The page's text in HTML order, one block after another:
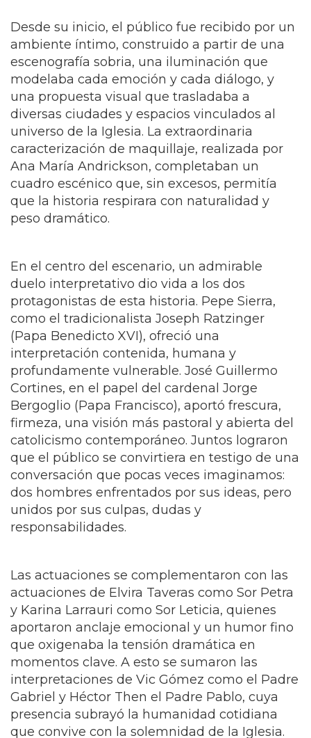
Desde su inicio, el público fue recibido por un
ambiente íntimo, construido a partir de una
escenografía sobria, una iluminación que
modelaba cada emoción y cada diálogo, y
una propuesta visual que trasladaba a
diversas ciudades y espacios vinculados al
universo de la Iglesia. La extraordinaria
caracterización de maquillaje, realizada por
Ana María Andrickson, completaban un
cuadro escénico que, sin excesos, permitía
que la historia respirara con naturalidad y
peso dramático.
En el centro del escenario, un admirable
duelo interpretativo dio vida a los dos
protagonistas de esta historia. Pepe Sierra,
como el tradicionalista Joseph Ratzinger
(Papa Benedicto XVI), ofreció una
interpretación contenida, humana y
profundamente vulnerable. José Guillermo
Cortines, en el papel del cardenal Jorge
Bergoglio (Papa Francisco), aportó frescura,
firmeza, una visión más pastoral y abierta del
catolicismo contemporáneo. Juntos lograron
que el público se convirtiera en testigo de una
conversación que pocas veces imaginamos:
dos hombres enfrentados por sus ideas, pero
unidos por sus culpas, dudas y
responsabilidades.
Las actuaciones se complementaron con las
actuaciones de Elvira Taveras como Sor Petra
y Karina Larrauri como Sor Leticia, quienes
aportaron anclaje emocional y un humor fino
que oxigenaba la tensión dramática en
momentos clave. A esto se sumaron las
interpretaciones de Vic Gómez como el Padre
Gabriel y Héctor Then el Padre Pablo, cuya
presencia subrayó la humanidad cotidiana
que convive con la solemnidad de la Iglesia.